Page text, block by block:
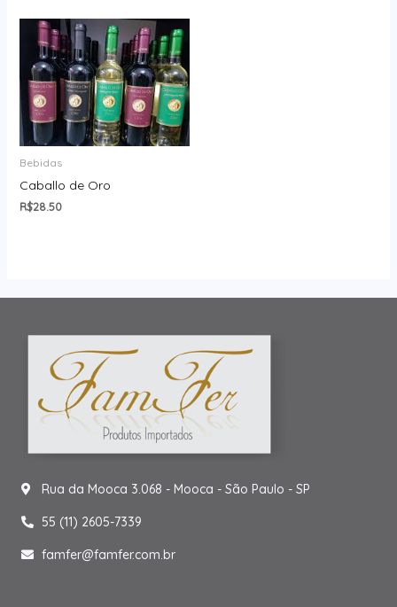
Bebidas
Caballo de Oro
R$28.50
Rua da Mooca 3.068 - Mooca - São Paulo - SP
55 (11) 2605-7339
famfer@famfer.com.br